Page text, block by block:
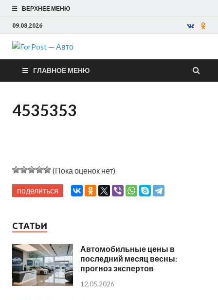
ВЕРХНЕЕ МЕНЮ
09.08.2026
ForPost —
Авто
ГЛАВНОЕ МЕНЮ
4535353
(Пока оценок нет)
поделиться
СТАТЬИ
Автомобильные цены в
последний месяц весны:
прогноз экспертов
12.05.2026